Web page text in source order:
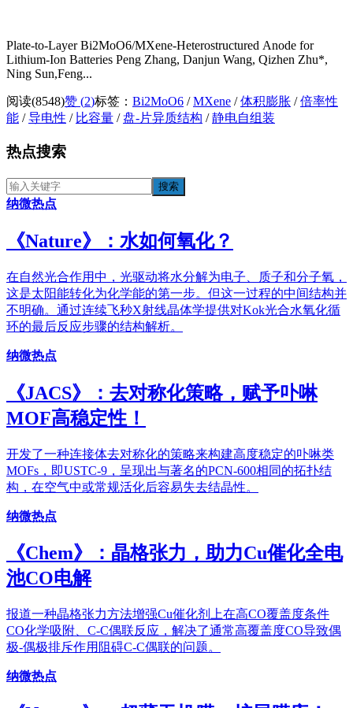
Plate-to-Layer Bi2MoO6/MXene-Heterostructured Anode for
Lithium-Ion Batteries Peng Zhang, Danjun Wang, Qizhen Zhu*,
Ning Sun,Feng...
阅读(8548)赞 (2)标签： Bi2MoO6 /MXene /体积膨胀 /倍率性
能 /导电性 / 比容量 /盘-片异质结构 /静电自组装
热点搜索
纳微热点
《​Nature》：水如何氧化？
在自然光合作用中，光驱动将水分解为电子、质子和分子氧，
这是太阳能转化为化学能的第一步。但这一过程的中间结构并
不明确。通过连续飞秒X射线晶体学提供对Kok光合水氧化循
环的最后反应步骤的结构解析。
纳微热点
《JACS》：去对称化策略，赋予卟啉
MOF高稳定性！
开发了一种连接体去对称化的策略来构建高度稳定的卟啉类
MOFs，即USTC-9，呈现出与著名的PCN-600相同的拓扑结
构，在空气中或常规活化后容易失去结晶性。
纳微热点
《Chem》：晶格张力，助力Cu催化全电
池CO电解
报道一种晶格张力方法增强Cu催化剂上在高CO覆盖度条件
CO化学吸附、C-C偶联反应，解决了通常高覆盖度CO导致偶
极-偶极排斥作用阻碍C-C偶联的问题。
纳微热点